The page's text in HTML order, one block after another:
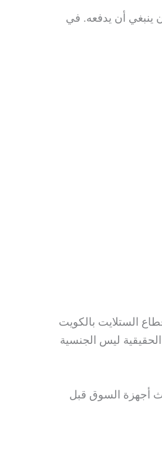
ينبغي أن يدفعه. في
الستلايت بالكويت
ليس الجنسية
أجهزة السوق قبل